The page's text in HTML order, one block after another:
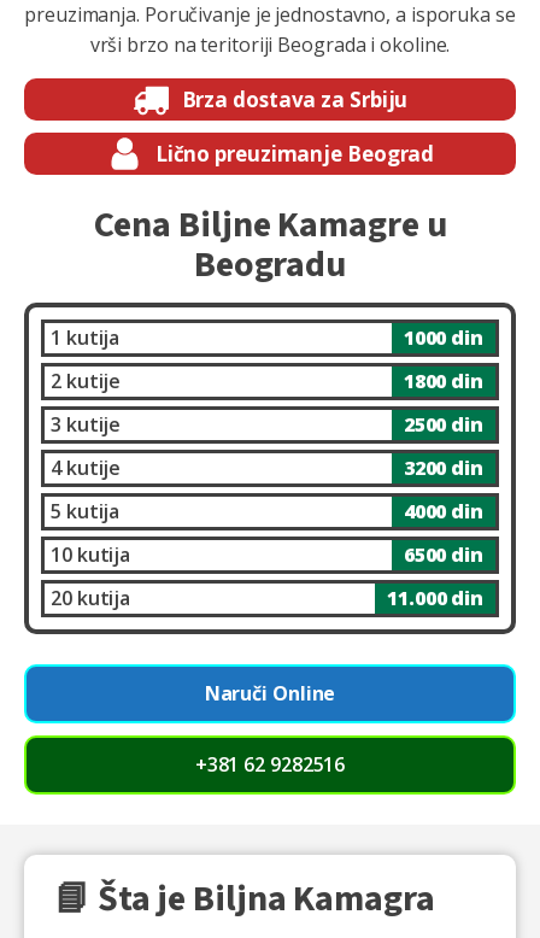
preuzimanja. Poručivanje je jednostavno, a isporuka se
vrši brzo na teritoriji Beograda i okoline.
Brza dostava za Srbiju
Lično preuzimanje Beograd
Cena Biljne Kamagre u
Beogradu
1 kutija
1000 din
2 kutije
1800 din
3 kutije
2500 din
4 kutije
3200 din
5 kutija
4000 din
10 kutija
6500 din
20 kutija
11.000 din
Naruči Online
+381 62 9282516
📘 Šta je Biljna Kamagra